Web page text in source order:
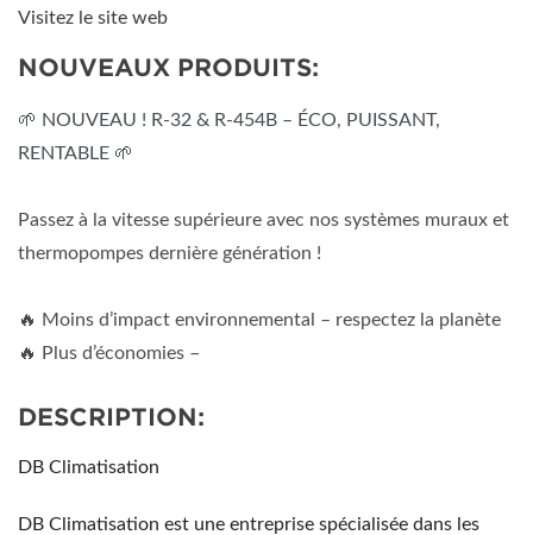
Visitez le site web
NOUVEAUX PRODUITS:
🌱 NOUVEAU ! R-32 & R-454B – ÉCO, PUISSANT,
RENTABLE 🌱
Passez à la vitesse supérieure avec nos systèmes muraux et
thermopompes dernière génération !
🔥 Moins d’impact environnemental – respectez la planète
🔥 Plus d’économies –
DESCRIPTION:
DB Climatisation
DB Climatisation est une entreprise spécialisée dans les